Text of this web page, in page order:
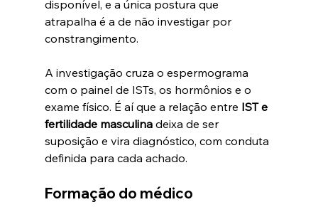
disponível, e a única postura que
atrapalha é a de não investigar por
constrangimento.
A investigação cruza o espermograma
com o painel de ISTs, os hormônios e o
exame físico. É aí que a relação entre IST e
fertilidade masculina deixa de ser
suposição e vira diagnóstico, com conduta
definida para cada achado.
Formação do médico